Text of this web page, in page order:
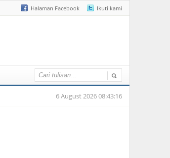
Halaman Facebook Ikuti kami
6 August 2026 08:43:16